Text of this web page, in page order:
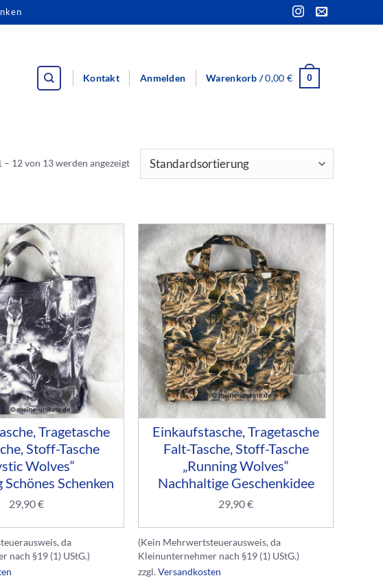
Kontakt Anmelden Warenkorb /0,00 € 0
– 12 von 13 werden angezeigt
Tragetasche
Stoff-Tasche
Wolves“
Schenken
29,90€
da
nach §19 (1) UStG.)
Einkaufstasche, Tragetasche
Falt-Tasche, Stoff-Tasche
„Running Wolves“
Nachhaltige Geschenkidee
29,90€
(Kein Mehrwertsteuerausweis, da
Kleinunternehmer nach §19 (1) UStG.)
zzgl.Versandkosten